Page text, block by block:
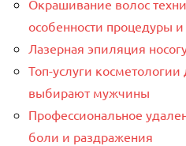
Окрашивание волос
особенности процедуры и
Лазерная эпиляция
Топ-услуги
выбирают мужчины
Профессиональное
боли и раздражения